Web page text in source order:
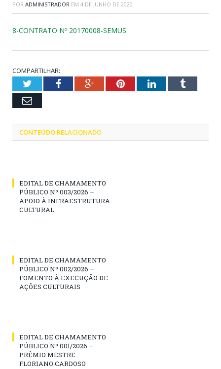
POR ADMINISTRADOR EM 4 DE JUNHO DE 2020
8-CONTRATO Nº 20170008-SEMUS
COMPARTILHAR:
TwitterFacebookGoogle+PinterestLinkedInTumblr
Email
CONTEÚDO RELACIONADO
EDITAL DE CHAMAMENTO
PÚBLICO Nº 003/2026 –
APOIO À INFRAESTRUTURA
CULTURAL
EDITAL DE CHAMAMENTO
PÚBLICO Nº 002/2026 –
FOMENTO À EXECUÇÃO DE
AÇÕES CULTURAIS
EDITAL DE CHAMAMENTO
PÚBLICO Nº 001/2026 –
PRÊMIO MESTRE
FLORIANO CARDOSO